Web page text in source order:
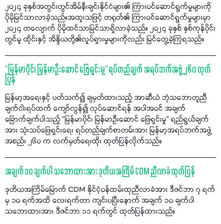
၂၀၂၄ ခုနှစ်အတွင်းတွင်အိမ်နီးချင်းနိုင်ငံများ၏ ကြားဝင်ဆောင်ရွက်မှုများကို
ပိုမိုမြင်သာလာခဲ့သည်။အထူးသဖြင့် တရုတ်၏ ကြားဝင်ဆောင်ရွက်မှုများမှာ
၂၀၂၄ တလျောက် ပိုမိုထင်သာမြင်သာရှိလာခဲ့သည်။ ၂၀၂၄ ခုနှစ် နှစ်ကုန်ပိုင်း
တွင်မူ ထိုင်းနှင့် အိန္ဒိယတို့၏လှုပ်ရှားမှုများကိုလည်း မြင်တွေ့ခဲ့ကြရသည်။
“မြန်မာပိုင်၊ မြန်မာဦးဆောင် ဖြေရှင်းမှု" ရပ်တည်ချက် အရပ်ဘက်အဖွဲ့ ၂၆၀ ထုတ်
ပြန်
မြန်မာ့အရေးနှင့် ပတ်သက်၍ ချမှတ်ထားသည့် အာဆီယံ ဘုံသဘောတူညီ
ချက်ငါးရပ်ထက် ကျော်လွန်၍ လုပ်ဆောင်ရန် အပါအဝင် အချက်
ခြောက်ချက်ပါသည့် "မြန်မာပိုင်၊ မြန်မာဦးဆောင် ဖြေရှင်းမှု" ရည်ရွယ်ချက်
အား သုံးသပ်ဖြေရှင်းရေး ရပ်တည်ချက်စာတမ်းအား မြန်မာ့အရပ်ဘက်အဖွဲ့
အစည်း ၂၆၀ က လက်မှတ်ရေးထိုး ထုတ်ပြန်လိုက်သည်။
အချက် ၁၀ ချက်ပါ သဘောထားအား ဒုတိယအကြိမ် CDM ညီလာခံ ထုတ်ပြန်
ဒုတိယအကြိမ်မြောက် CDM နိုင်ငံ့ဝန်ထမ်းထုညီလာခံအား ဒီဇင်ဘာ ၇ ရက်
မှ ၁၀ ရက်အထိ လေးရက်တာ ကျင်းပပြီးနောက် အချက် ၁၀ ချက်ပါ
သဘောထားအား ဒီဇင်ဘာ ၁၁ ရက်တွင် ထုတ်ပြန်ထားသည်။